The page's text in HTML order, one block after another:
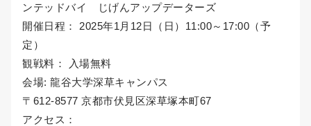
ンテッドバイ じげんアップデーターズ
開催日程： 2025年1月12日（日）11:00～17:00（予
定）
観戦料： 入場無料
会場: 龍谷大学深草キャンパス
〒612-8577 京都市伏見区深草塚本町67
アクセス：